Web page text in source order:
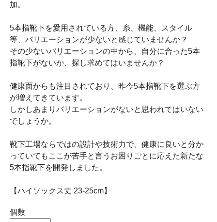
加。
5本指靴下を愛用されている方、糸、機能、スタイル
等、バリエーションが少ないと感じていませんか？
その少ないバリエーションの中から、自分に合った5本
指靴下がないか、探し求めてはいませんか？
健康面からも注目されており、昨今5本指靴下を選ぶ方
が増えてきています。
しかしあまりバリエーションがないと思われてはいない
でしょうか。
靴下工場ならではの設計や技術力で、健康に良いと分か
っていてもここが苦手と言うお困りごとに応えた新たな
5本指靴下を開発しました。
【ハイソックス丈 23-25cm】
個数